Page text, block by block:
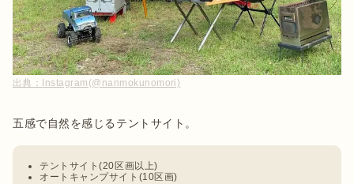
出典： Instagram(@nanmokunomori)
テントサイト(20区画以上)
オートキャンプサイト(10区画)